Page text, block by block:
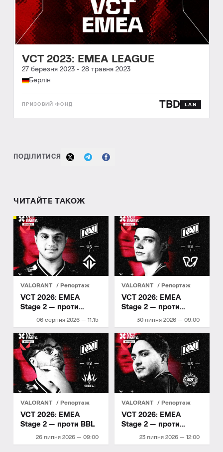
VCT 2023: EMEA LEAGUE
27 березня 2023 - 28 травня 2023
Берлін
TBD LAN
ПОДІЛИТИСЯ
ЧИТАЙТЕ ТАКОЖ
VALORANT Репортаж
06 серпня 2026 — 11:15
VCT 2026: EMEA
Stage 2 — проти
Joblife
VALORANT Репортаж
30 липня 2026 — 09:00
VCT 2026: EMEA
Stage 2 — проти
PCIFIC
VALORANT Репортаж
26 липня 2026 — 09:00
VCT 2026: EMEA
Stage 2 — проти BBL
VALORANT Репортаж
23 липня 2026 — 12:00
VCT 2026: EMEA
Stage 2 — проти
Gentle Mates